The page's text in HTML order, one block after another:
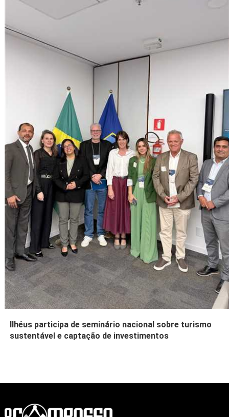
Ilhéus participa de seminário nacional sobre turismo
sustentável e captação de investimentos